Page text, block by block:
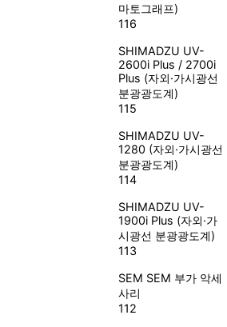
마토그래프)
116
SHIMADZU UV-
2600i Plus / 2700i
Plus (자외·가시광선
분광광도계)
115
SHIMADZU UV-
1280 (자외·가시광선
분광광도계)
114
SHIMADZU UV-
1900i Plus (자외·가
시광선 분광광도계)
113
SEM SEM 부가 악세
사리
112